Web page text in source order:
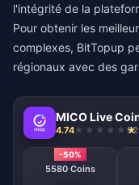
l'intégrité de la
Pour obtenir les
complexes, BitTopup
régionaux avec des
MICO Live
4.74
-50%
5580 Coins